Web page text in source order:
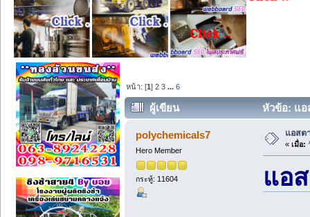
หน้า: [1]2 3 ...6
ผู้เขียน หัวข้อ: แอ
polychemicals7
Hero Member
กระทู้: 11604
แอสต
« เมื่อ:
แอ